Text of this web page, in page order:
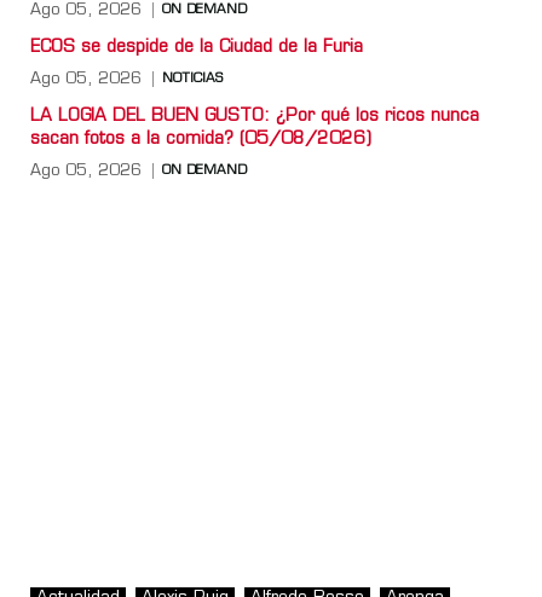
Ago 05, 2026 ON DEMAND
ECOS se despide de la Ciudad de la Furia
Ago 05, 2026 NOTICIAS
LA LOGIA DEL BUEN GUSTO: ¿Por qué los ricos nunca
sacan fotos a la comida? (05/08/2026)
Ago 05, 2026 ON DEMAND